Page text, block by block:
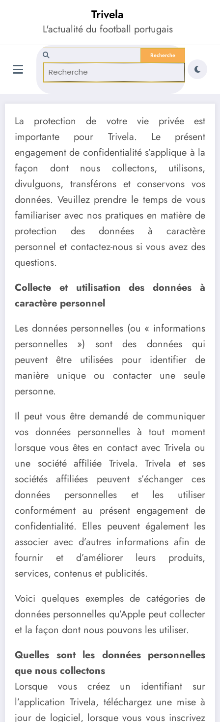
Trivela
L'actualité du football portugais
La protection de votre vie privée est
importante pour Trivela. Le présent
engagement de confidentialité s’applique à la
façon dont nous collectons, utilisons,
divulguons, transférons et conservons vos
données. Veuillez prendre le temps de vous
familiariser avec nos pratiques en matière de
protection des données à caractère
personnel et contactez-nous si vous avez des
questions.
Collecte et utilisation des données à
caractère personnel
Les données personnelles (ou « informations
personnelles ») sont des données qui
peuvent être utilisées pour identifier de
manière unique ou contacter une seule
personne.
Il peut vous être demandé de communiquer
vos données personnelles à tout moment
lorsque vous êtes en contact avec Trivela ou
une société affiliée Trivela. Trivela et ses
sociétés affiliées peuvent s’échanger ces
données personnelles et les utiliser
conformément au présent engagement de
confidentialité. Elles peuvent également les
associer avec d’autres informations afin de
fournir et d’améliorer leurs produits,
services, contenus et publicités.
Voici quelques exemples de catégories de
données personnelles qu’Apple peut collecter
et la façon dont nous pouvons les utiliser.
Quelles sont les données personnelles
que nous collectons
Lorsque vous créez un identifiant sur
l’application Trivela, téléchargez une mise à
jour de logiciel, lorsque vous vous inscrivez